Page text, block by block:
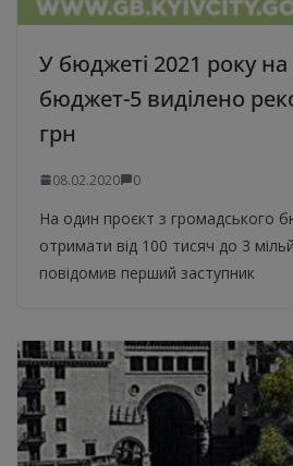
У бюджеті 2021 року
бюджет-5 виділено
грн
08.02.2020 0
На один проєкт з громадського
отримати від 100 тисяч до 3
повідомив перший заступник